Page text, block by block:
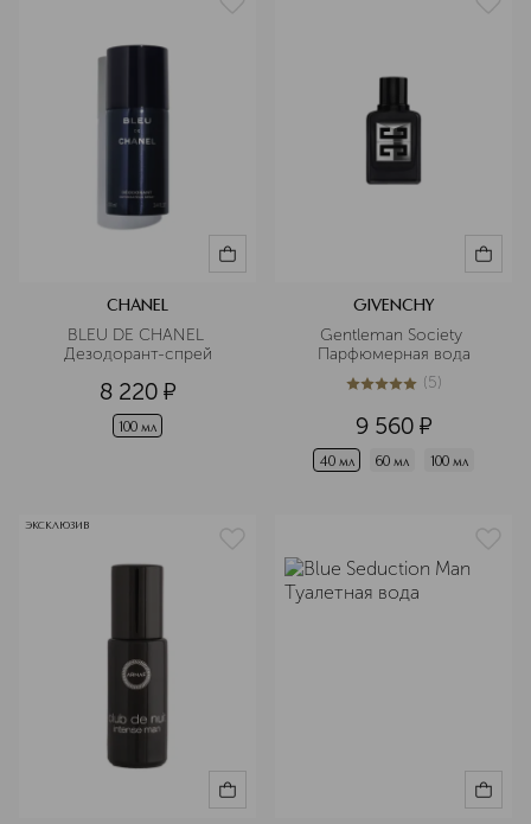
CHANEL
BLEU DE CHANEL
Дезодорант-спрей
8 220 ¤
100 мл
GIVENCHY
Gentleman Society
Парфюмерная вода
5из 55 (5)
9 560 ¤
40 мл 60 мл 100 мл
ЭКСКЛЮЗИВ